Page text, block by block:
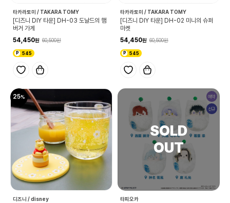
타카라토미 / TAKARA TOMY
[디즈니 DIY 타운] DH-03 도날드의 햄
버거 가게
54,450
60,500
545
타카라토미 / TAKARA TOMY
[디즈니 DIY 타운] DH-02 미니의 슈퍼
마켓
54,450
60,500
545
25
디즈니 / disney
예약
신규
타피오카